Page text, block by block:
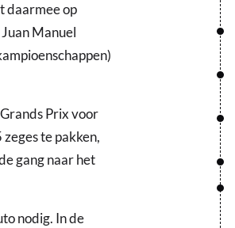
daarmee op
Manuel
Prix voor
te pakken,
gang naar het
nodig. In de